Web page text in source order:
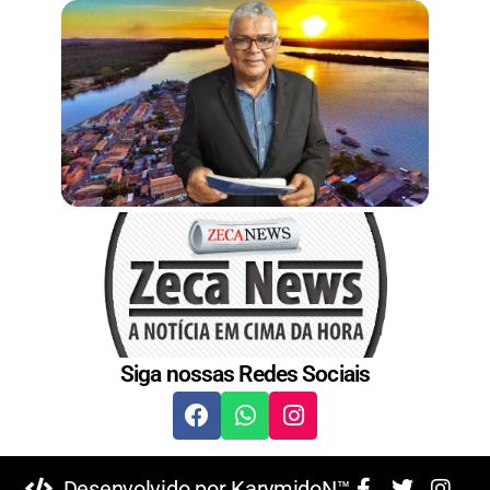
t
Siga nossas Redes Sociais